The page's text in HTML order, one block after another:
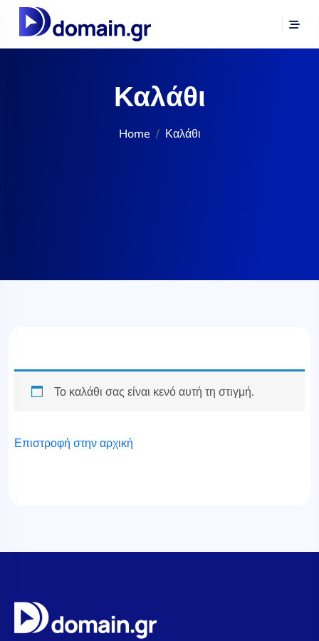
Καλάθι
Home Καλάθι
Το καλάθι σας είναι κενό αυτή τη στιγμή.
Επιστροφή στην αρχική